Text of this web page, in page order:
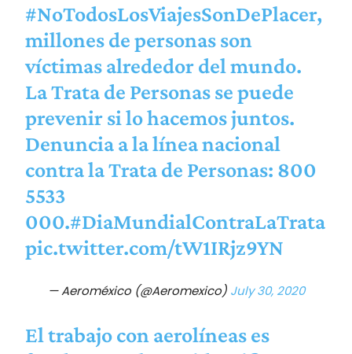
#NoTodosLosViajesSonDePlacer,
millones de personas son
víctimas alrededor del mundo.
La Trata de Personas se puede
prevenir si lo hacemos juntos.
Denuncia a la línea nacional
contra la Trata de Personas: 800
5533
000.#DiaMundialContraLaTrata
pic.twitter.com/tW1IRjz9YN
— Aeroméxico (@Aeromexico) July 30, 2020
El trabajo con aerolíneas es